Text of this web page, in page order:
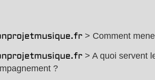
> Comment
> A quoi servent
?